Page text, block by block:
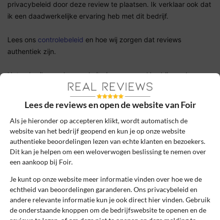
privacybeleid door deze review te plaatsen. Ik verklaar ook dat
ik een daadwerkelijke ervaring heb met dit bedrijf.
Lees ons controlebeleid en hoe wij zorgen dat reviews
authentiek zijn.
Het gebruik van deze website is voor zowel bedrijven als
gebruikers geheel gratis. Daarom bevatten sommige pagina's
affiliate links, waarvoor wij een commissie kunnen ontvangen.
Online kopen»Foir
Betrouwbare en onafhankelijke reviews
Reviews worden handmatig gecontroleerd
Lees de reviews en open de website van Foir
Als je hieronder op accepteren klikt, wordt automatisch de
website van het bedrijf geopend en kun je op onze website
authentieke beoordelingen lezen van echte klanten en bezoekers.
Dit kan je helpen om een weloverwogen beslissing te nemen over
een aankoop bij Foir.
Je kunt op onze website meer informatie vinden over hoe we de
echtheid van beoordelingen garanderen. Ons privacybeleid en
andere relevante informatie kun je ook direct hier vinden. Gebruik
de onderstaande knoppen om de bedrijfswebsite te openen en de